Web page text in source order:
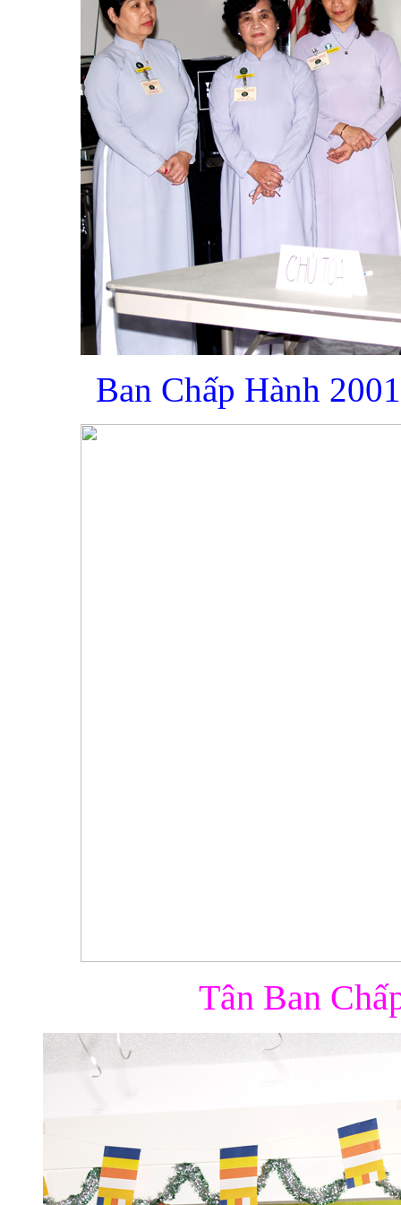
Ban Chấp Hành
Tân Ban